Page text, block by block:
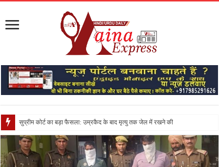
सुप्रीम कोर्ट का बड़ा फैसला: उम्रकैद के बाद मृत्यु तक जेल में रखने की सजा संविधान के अनुरू